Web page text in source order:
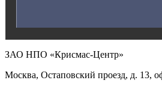
ЗАО НПО «Крисмас-Центр»
Москва, Остаповский проезд, д. 13,